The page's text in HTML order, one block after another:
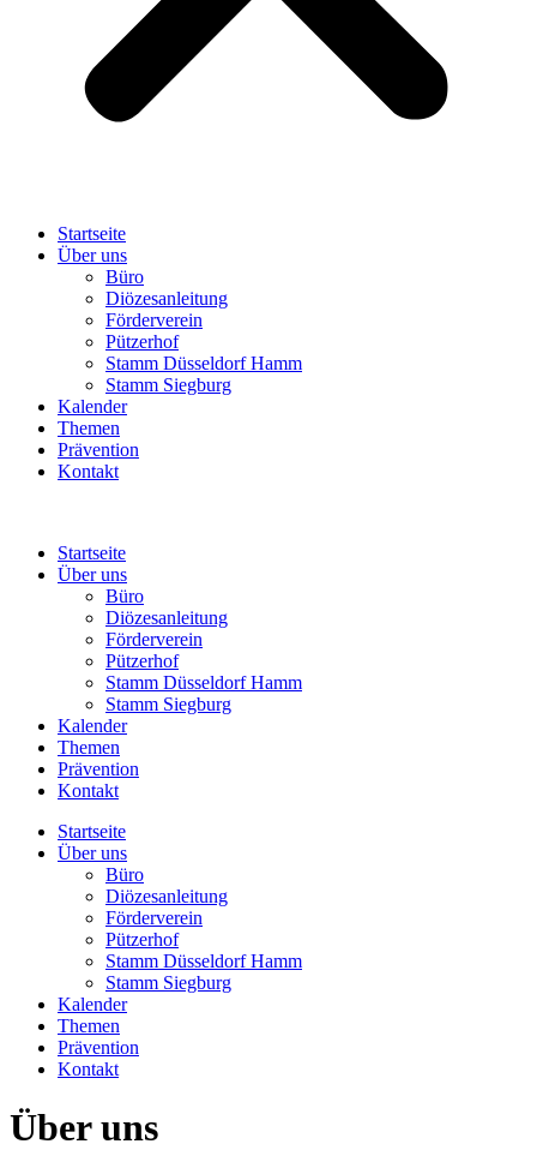
Startseite
Über uns
Büro
Diözesanleitung
Förderverein
Pützerhof
Stamm Düsseldorf Hamm
Stamm Siegburg
Kalender
Themen
Prävention
Kontakt
Startseite
Über uns
Büro
Diözesanleitung
Förderverein
Pützerhof
Stamm Düsseldorf Hamm
Stamm Siegburg
Kalender
Themen
Prävention
Kontakt
Startseite
Über uns
Büro
Diözesanleitung
Förderverein
Pützerhof
Stamm Düsseldorf Hamm
Stamm Siegburg
Kalender
Themen
Prävention
Kontakt
Über uns